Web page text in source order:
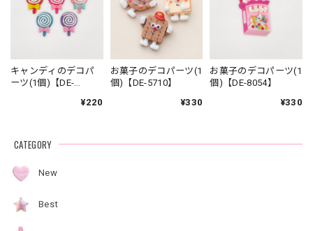
キャンディのデコパ
ーツ(1個)【DE-
¥220
お菓子のデコパーツ(1
個)【DE-5710】
¥330
お菓子のデコパーツ(1
個)【DE-8054】
¥330
CATEGORY
New
Best